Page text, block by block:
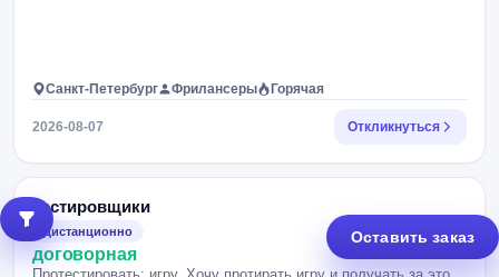
Санкт-Петербург Фрилансеры Горячая
2026-08-07 Откликнуться
Тестировщики
дистанционно
договорная
Оставить заказ